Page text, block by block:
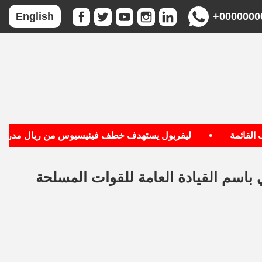
English
ليفربول يستهدف خطف فينيسيوس من ريال مدريد
القيادة العامة للقوات المسلحة